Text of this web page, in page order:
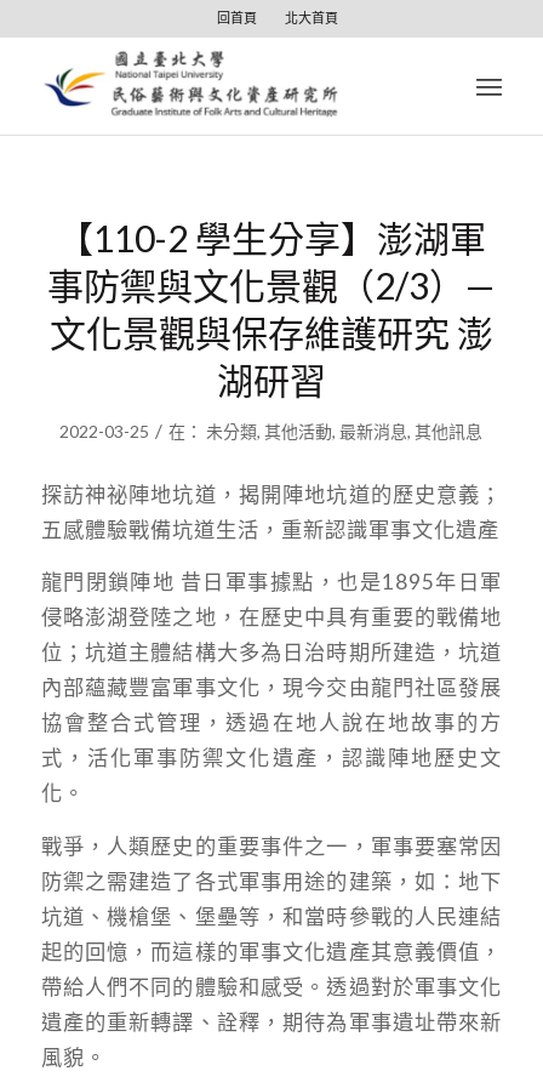
回首頁 北大首頁
【110-2 學生分享】澎湖軍
事防禦與文化景觀（2/3）—
文化景觀與保存維護研究 澎
湖研習
2022-03-25 / 在： 未分類,其他活動,最新消息,其他訊息
探訪神祕陣地坑道，揭開陣地坑道的歷史意義；
五感體驗戰備坑道生活，重新認識軍事文化遺產
龍門閉鎖陣地 昔日軍事據點，也是1895年日軍
侵略澎湖登陸之地，在歷史中具有重要的戰備地
位；坑道主體結構大多為日治時期所建造，坑道
內部蘊藏豐富軍事文化，現今交由龍門社區發展
協會整合式管理，透過在地人說在地故事的方
式，活化軍事防禦文化遺產，認識陣地歷史文
化。
戰爭，人類歷史的重要事件之一，軍事要塞常因
防禦之需建造了各式軍事用途的建築，如：地下
坑道、機槍堡、堡壘等，和當時參戰的人民連結
起的回憶，而這樣的軍事文化遺產其意義價值，
帶給人們不同的體驗和感受。透過對於軍事文化
遺產的重新轉譯、詮釋，期待為軍事遺址帶來新
風貌。